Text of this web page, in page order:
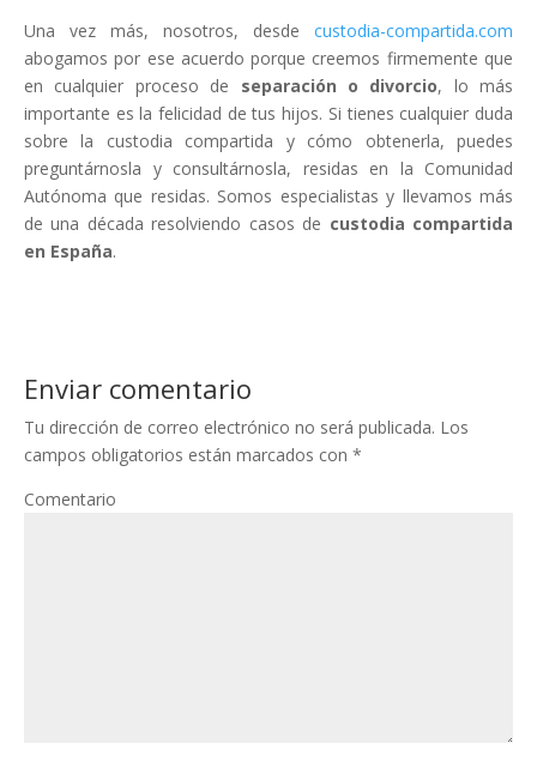
Una vez más, nosotros, desde custodia-compartida.com
abogamos por ese acuerdo porque creemos firmemente que
en cualquier proceso de separación o divorcio, lo más
importante es la felicidad de tus hijos. Si tienes cualquier duda
sobre la custodia compartida y cómo obtenerla, puedes
preguntárnosla y consultárnosla, residas en la Comunidad
Autónoma que residas. Somos especialistas y llevamos más
de una década resolviendo casos de custodia compartida
en España.
Enviar comentario
Tu dirección de correo electrónico no será publicada. Los
campos obligatorios están marcados con *
Comentario